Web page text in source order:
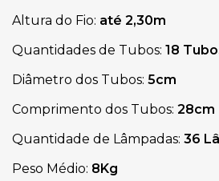
Altura do Fio: até 2,30m
Quantidades de Tubos: 18
Diâmetro dos Tubos: 5cm
Comprimento dos Tubos: 28cm
Quantidade de Lâmpadas: 36
Peso Médio: 8Kg